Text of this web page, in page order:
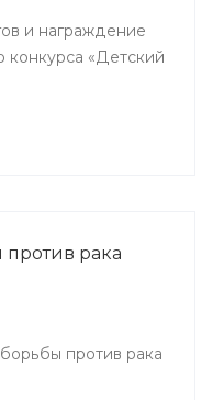
и награждение
конкурса «Детский
рака
против рака